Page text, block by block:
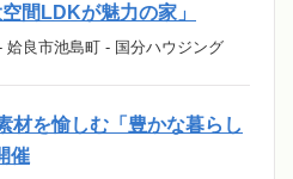
間LDKが魅力の家」
姶良市池島町 - 国分ハウジング
材を愉しむ「豊かな暮らし
催